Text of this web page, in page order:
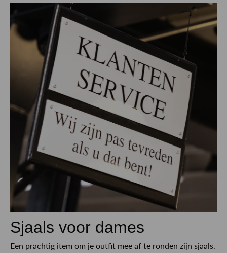
Sjaals voor dames
Een prachtig item om je outfit mee af te ronden zijn sjaals.